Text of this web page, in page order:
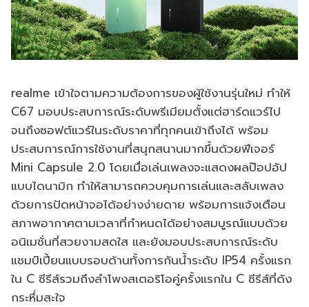
realme เข้าใจตามความต้องการของผู้ใช้งานรุ่นใหม่ ทำให้
C67 มอบประสบการณ์ระดับพรีเมียมตั้งแต่ฮาร์ดแวร์ไป
จนถึงซอฟต์แวร์ในระดับราคาที่ทุกคนเข้าถึงได้ พร้อม
ประสบการณ์การใช้งานที่สนุกสนานมากขึ้นด้วยฟีเจอร์
Mini Capsule 2.0 โดยเมื่อเล่นเพลงจะแสดงผลป๊อปอัป
แบบไดนามิก ทำให้สามารถควบคุมการเล่นและสลับเพลง
ด้วยการปัดหน้าจอได้อย่างง่ายดาย พร้อมการแจ้งเตือน
สภาพอากาศตามเวลาที่กำหนดได้อย่างสมบูรณ์แบบด้วย
อนิเมชั่นที่สวยงามสดใส และยังมอบประสบการณ์ระดับ
แชมป์เปี้ยนแบบรอบด้านทั้งการกันน้ำระดับ IP54 ครั้งแรก
ใน C ซีรีส์รวมถึงลำโพงสเตอริโอคู่ครั้งแรกใน C ซีรีส์ที่ดัง
กระหึ่มสะใจ